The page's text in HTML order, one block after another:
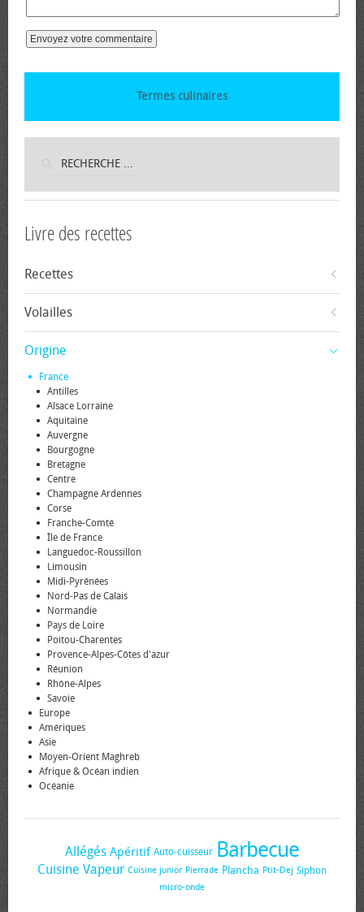
Termes culinaires
Livre des recettes
Recettes
Volailles
Origine
France
Antilles
Alsace Lorraine
Aquitaine
Auvergne
Bourgogne
Bretagne
Centre
Champagne Ardennes
Corse
Franche-Comté
Île de France
Languedoc-Roussillon
Limousin
Midi-Pyrénées
Nord-Pas de Calais
Normandie
Pays de Loire
Poitou-Charentes
Provence-Alpes-Côtes d'azur
Réunion
Rhône-Alpes
Savoie
Europe
Amériques
Asie
Moyen-Orient Maghreb
Afrique & Océan indien
Océanie
Allégés Apéritif Auto-cuisseur Barbecue
Cuisine Vapeur Cuisine junior Pierrade Plancha Ptit-Dej Siphon
micro-onde